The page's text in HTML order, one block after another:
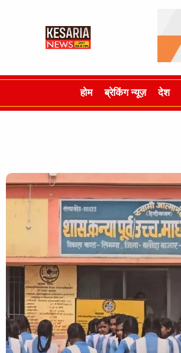
होम ब्रेकिंग न्यूज़ देश